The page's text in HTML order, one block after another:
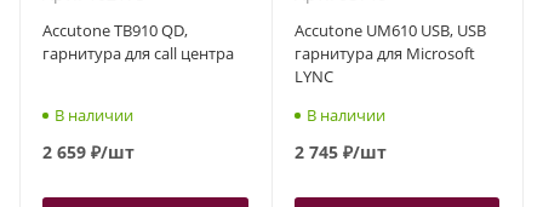
Accutone TB910 QD,
гарнитура для call центра
В наличии
2 659 ₽/шт
Accutone UM610 USB, USB
гарнитура для Microsoft
LYNC
В наличии
2 745₽/шт